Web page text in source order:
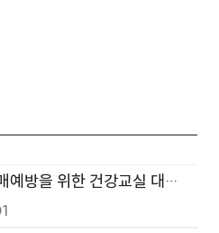
예방을 위한 건강교실 대상